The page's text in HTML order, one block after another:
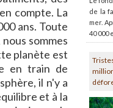
compte. La
ans. Toute
sommes
planète est
en train de
il n'y a
et à la
de la
mer.
40 000